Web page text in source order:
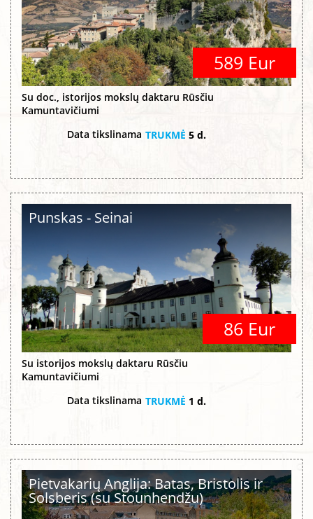
589 Eur
Su doc., istorijos mokslų daktaru Rūsčiu
Kamuntavičiumi
Data tikslinama TRUKMĖ 5 d.
Punskas - Seinai
86 Eur
Su istorijos mokslų daktaru Rūsčiu
Kamuntavičiumi
Data tikslinama TRUKMĖ 1 d.
Pietvakarių Anglija: Batas, Bristolis ir
Solsberis (su Stounhendžu)